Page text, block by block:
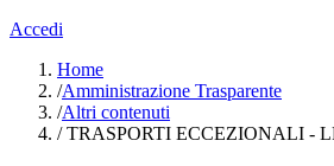
Accedi
Home
/Amministrazione Trasparente
/Altri contenuti
/TRASPORTI ECCEZIONALI -